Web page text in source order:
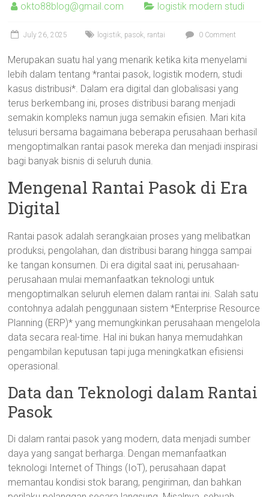
okto88blog@gmail.com logistik modern studi
July 26, 2025 logistik, pasok, rantai 0 Comment
Merupakan suatu hal yang menarik ketika kita menyelami
lebih dalam tentang *rantai pasok, logistik modern, studi
kasus distribusi*. Dalam era digital dan globalisasi yang
terus berkembang ini, proses distribusi barang menjadi
semakin kompleks namun juga semakin efisien. Mari kita
telusuri bersama bagaimana beberapa perusahaan berhasil
mengoptimalkan rantai pasok mereka dan menjadi inspirasi
bagi banyak bisnis di seluruh dunia.
Mengenal Rantai Pasok di Era
Digital
Rantai pasok adalah serangkaian proses yang melibatkan
produksi, pengolahan, dan distribusi barang hingga sampai
ke tangan konsumen. Di era digital saat ini, perusahaan-
perusahaan mulai memanfaatkan teknologi untuk
mengoptimalkan seluruh elemen dalam rantai ini. Salah satu
contohnya adalah penggunaan sistem *Enterprise Resource
Planning (ERP)* yang memungkinkan perusahaan mengelola
data secara real-time. Hal ini bukan hanya memudahkan
pengambilan keputusan tapi juga meningkatkan efisiensi
operasional.
Data dan Teknologi dalam Rantai
Pasok
Di dalam rantai pasok yang modern, data menjadi sumber
daya yang sangat berharga. Dengan memanfaatkan
teknologi Internet of Things (IoT), perusahaan dapat
memantau kondisi stok barang, pengiriman, dan bahkan